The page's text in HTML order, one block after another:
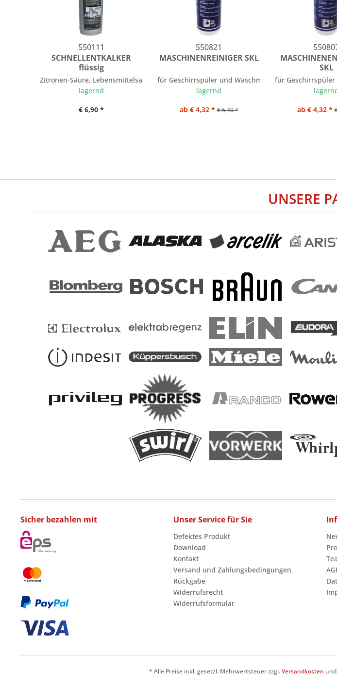
550111
SCHNELLENTKALKER
flüssig
Zitronen-Säure, Lebensmittelsauber entkalken
lagernd
€ 6,90 *
550821
MASCHINENREINIGER SKL
für Geschirrspüler und Waschmaschinen Inhalt: 200 g
lagernd
ab € 4,32 * € 5,40 *
SKL
für Geschirrspüler
ab € 4,32 *
UNSERE
Sicher bezahlen mit Unser Service für Sie
Defektes Produkt
Download
Kontakt
Versand und Zahlungsbedingungen
Rückgabe
Widerrufsrecht
Widerrufsformular
* Alle Preise inkl. gesetzl. Mehrwertsteuer zzgl.Versandkosten